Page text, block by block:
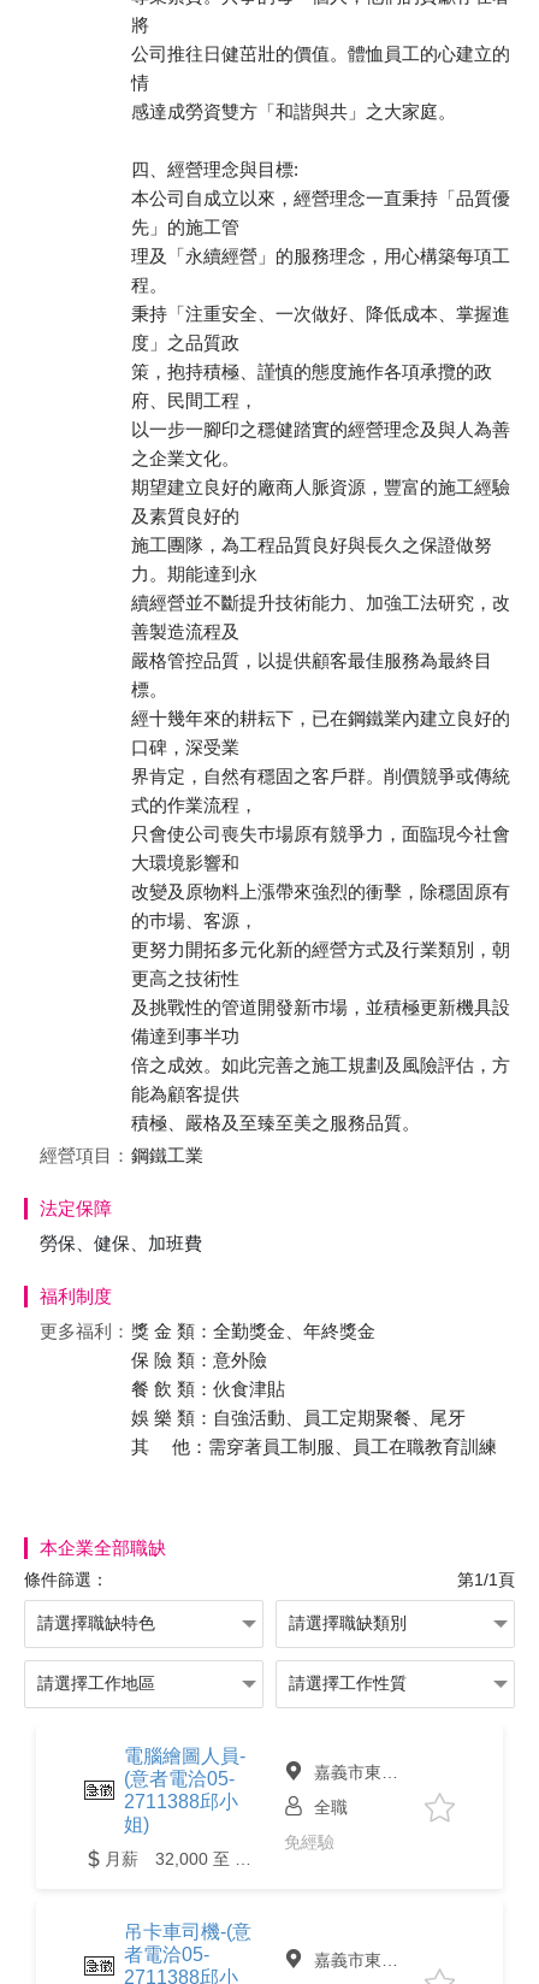
將
公司推往日健茁壯的價值。體恤員工的心建立的
情
感達成勞資雙方「和諧與共」之大家庭。
四、經營理念與目標:
本公司自成立以來，經營理念一直秉持「品質優
先」的施工管
理及「永續經營」的服務理念，用心構築每項工
程。
秉持「注重安全、一次做好、降低成本、掌握進
度」之品質政
策，抱持積極、謹慎的態度施作各項承攬的政
府、民間工程，
以一步一腳印之穩健踏實的經營理念及與人為善
之企業文化。
期望建立良好的廠商人脈資源，豐富的施工經驗
及素質良好的
施工團隊，為工程品質良好與長久之保證做努
力。期能達到永
續經營並不斷提升技術能力、加強工法研究，改
善製造流程及
嚴格管控品質，以提供顧客最佳服務為最終目
標。
經十幾年來的耕耘下，已在鋼鐵業內建立良好的
口碑，深受業
界肯定，自然有穩固之客戶群。削價競爭或傳統
式的作業流程，
只會使公司喪失巿場原有競爭力，面臨現今社會
大環境影響和
改變及原物料上漲帶來強烈的衝擊，除穩固原有
的巿場、客源，
更努力開拓多元化新的經營方式及行業類別，朝
更高之技術性
及挑戰性的管道開發新巿場，並積極更新機具設
備達到事半功
倍之成效。如此完善之施工規劃及風險評估，方
能為顧客提供
積極、嚴格及至臻至美之服務品質。
經營項目： 鋼鐵工業
法定保障
勞保、健保、加班費
福利制度
更多福利： 獎 金 類：全勤獎金、年終獎金
保 險 類：意外險
餐 飲 類：伙食津貼
娛 樂 類：自強活動、員工定期聚餐、尾牙
其 他：需穿著員工制服、員工在職教育訓練
本企業全部職缺
條件篩選： 第1/1頁
電腦繪圖人員-
(意者電洽05-
2711388邱小
姐)
嘉義市東區
全職
免經驗
吊卡車司機-(意
者電洽05-
2711388邱小
嘉義市東區